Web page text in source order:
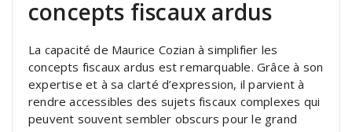
concepts fiscaux ardus
La capacité de Maurice Cozian à simplifier les
concepts fiscaux ardus est remarquable. Grâce à son
expertise et à sa clarté d’expression, il parvient à
rendre accessibles des sujets fiscaux complexes qui
peuvent souvent sembler obscurs pour le grand